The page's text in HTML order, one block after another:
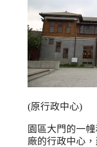
(原行政中心)
園區大門的一
廠的行政中心